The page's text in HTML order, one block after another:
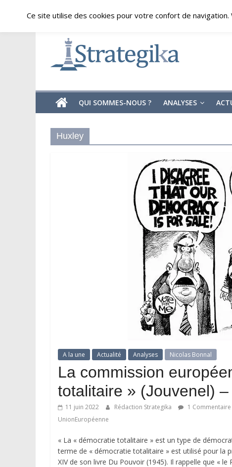
content
vendredi, août 7, 2026
Strategika
Expertise
Analyses
géostratégiques
QUI SOMMES-NOUS ? ANALYSES
Huxley
A la une Actualité Analyses Nicolas Bonnal
La commission
totalitaire » (Jouvenel)
11 juin 2022 Rédaction Strategika 1 Commentaire
UnionEuropéenne
« La « démocratie totalitaire » est un type de
terme de « démocratie totalitaire » est utilisé pour la
XIV de son livre Du Pouvoir (1945). Il rappelle que «
Ce site utilise des cookies pour votre confort de